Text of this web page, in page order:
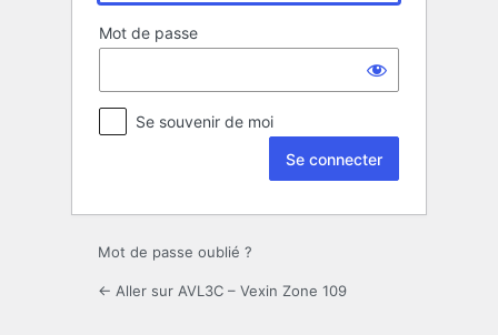
Mot de passe
Se souvenir de moi
Mot de passe oublié ?
← Aller sur AVL3C – Vexin Zone 109